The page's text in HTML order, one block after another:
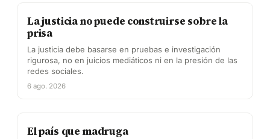
La justicia no puede construirse sobre la
prisa
La justicia debe basarse en pruebas e investigación
rigurosa, no en juicios mediáticos ni en la presión de las
redes sociales.
6 ago. 2026
El país que madruga